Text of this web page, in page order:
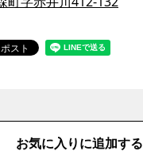
お気に入りに追加する